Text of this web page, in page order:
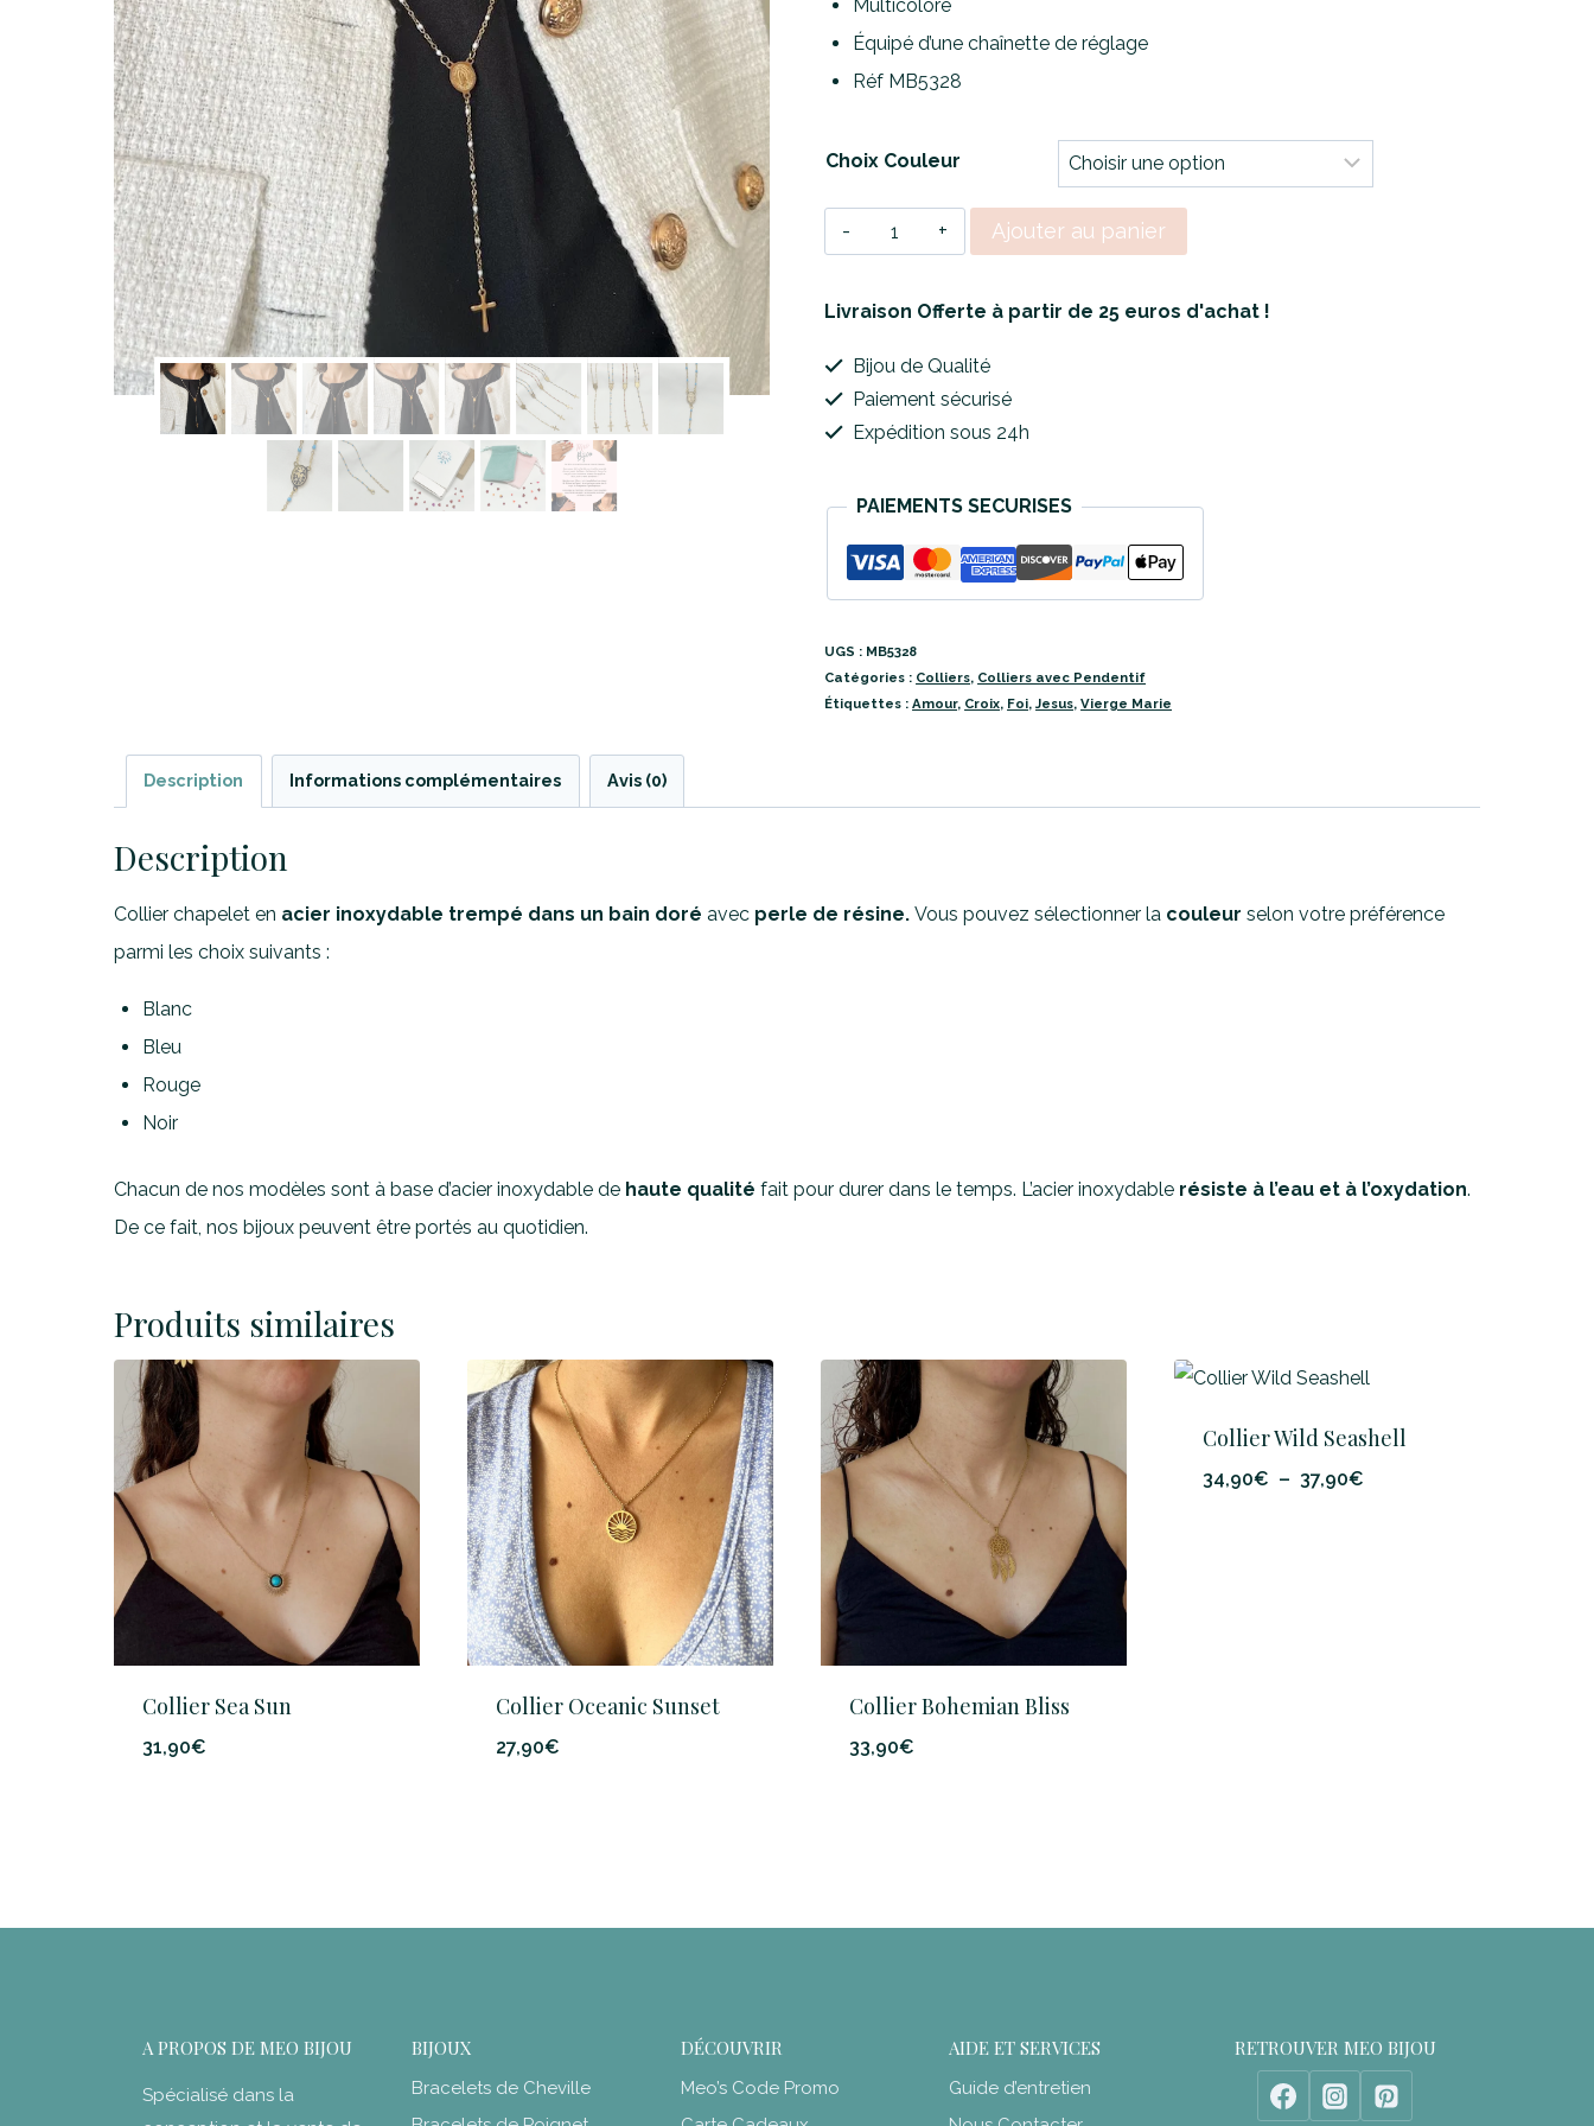
Multicolore
Équipé d’une chaînette de réglage
Réf MB5328
Choix Couleur
quantité
Collier
Step
Ajouter au panier
Livraison Offerte à partir de 25 euros d'achat !
Bijou de Qualité
Paiement sécurisé
Expédition sous 24h
PAIEMENTS SECURISES
UGS : MB5328
Catégories : Colliers, Colliers avec Pendentif
Étiquettes :Amour, Croix, Foi,Jesus,Vierge Marie
Description Informations complémentaires Avis (0)
Description
Collier chapelet en acier inoxydable trempé dans un bain doré avec perle de résine. Vous pouvez sélectionner la couleur selon votre préférence
parmi les choix suivants :
Blanc
Bleu
Rouge
Noir
Chacun de nos modèles sont à base d’acier inoxydable de haute qualité fait pour durer dans le temps. L’acier inoxydable résiste à l’eau et à l’oxydation.
De ce fait, nos bijoux peuvent être portés au quotidien.
Produits similaires
Collier Sea Sun
31,90€
Collier Oceanic Sunset
27,90€
Collier Bohemian Bliss
33,90€
Collier Wild Seashell
34,90€ – 37,90€
A PROPOS DE MEO BIJOU
Spécialisé dans la
BIJOUX
Bracelets de Cheville
DÉCOUVRIR
Meo’s Code Promo
AIDE ET SERVICES
Guide d’entretien
RETROUVER MEO BIJOU